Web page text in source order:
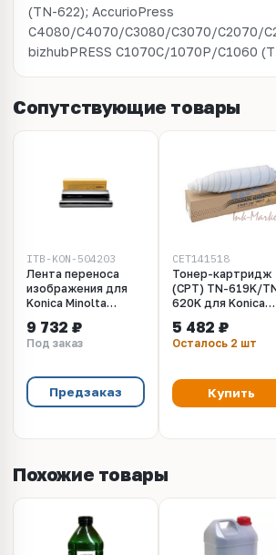
(TN-622); AccurioPress
C4080/C4070/C3080/C3070/C2070/
bizhubPRESS C1070C/1070P/C1060
Сопутствующие товары
ITB-KON-504203
Лента переноса
изображения для
Konica Minolta
C6000, Корея
9 732 ₽
Под заказ
Предзаказ
CET141518
Тонер-картридж
(CPT) TN-619K/
620K для Konica
C2060/2070,
PRESS
(CET) Black,
66500 стр.,
CET141518
5 482 ₽
Осталось 2 шт
Купить
Похожие товары